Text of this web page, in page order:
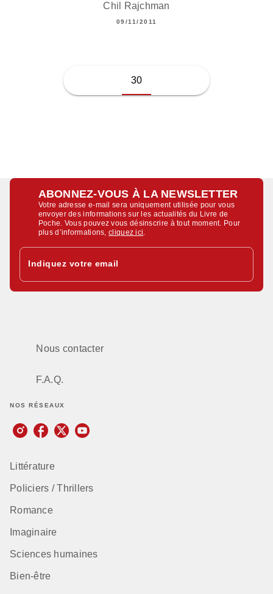
Chil Rajchman
09/11/2011
30
ABONNEZ-VOUS À LA NEWSLETTER
Votre adresse e-mail sera uniquement utilisée pour vous
envoyer des informations sur les actualités du Livre de
Poche. Vous pouvez vous désinscrire à tout moment. Pour
plus d’informations,cliquez ici.
Indiquez votre email
Nous contacter
F.A.Q.
NOS RÉSEAUX
Littérature
Policiers / Thrillers
Romance
Imaginaire
Sciences humaines
Bien-être